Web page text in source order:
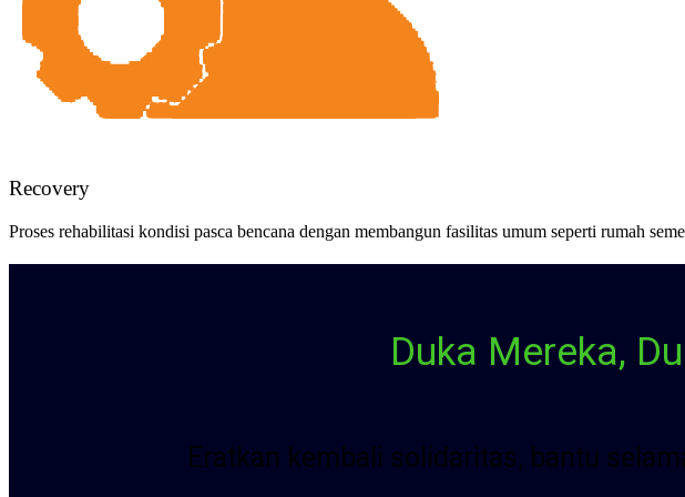
Recovery
Proses rehabilitasi kondisi pasca bencana dengan membangun fasilitas umum seperti rumah
Duka Mereka,
Eratkan kembali solidaritas, bantu